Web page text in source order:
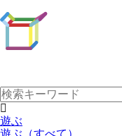
遊ぶ
遊ぶ （すべて）